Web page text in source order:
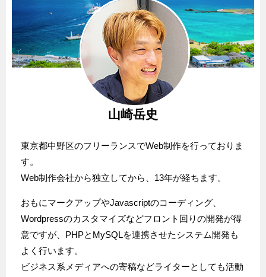
山崎岳史
東京都中野区のフリーランスでWeb制作を行っておりま
す。
Web制作会社から独立してから、13年が経ちます。
おもにマークアップやJavascriptのコーディング、
Wordpressのカスタマイズなどフロント回りの開発が得
意ですが、PHPとMySQLを連携させたシステム開発も
よく行います。
ビジネス系メディアへの寄稿などライターとしても活動